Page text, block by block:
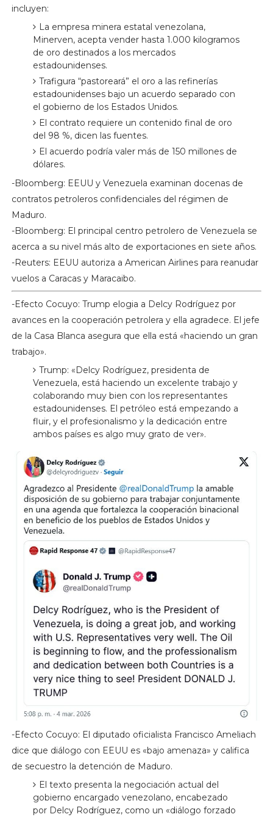
incluyen:
La empresa minera estatal venezolana,
Minerven, acepta vender hasta 1.000 kilogramos
de oro destinados a los mercados
estadounidenses.
Trafigura “pastoreará” el oro a las refinerías
estadounidenses bajo un acuerdo separado con
el gobierno de los Estados Unidos.
El contrato requiere un contenido final de oro
del 98 %, dicen las fuentes.
El acuerdo podría valer más de 150 millones de
dólares.
-Bloomberg: EEUU y Venezuela examinan docenas de
contratos petroleros confidenciales del régimen de
Maduro.
-Bloomberg: El principal centro petrolero de Venezuela se
acerca a su nivel más alto de exportaciones en siete años.
-Reuters: EEUU autoriza a American Airlines para reanudar
vuelos a Caracas y Maracaibo.
-Efecto Cocuyo: Trump elogia a Delcy Rodríguez por
avances en la cooperación petrolera y ella agradece. El jefe
de la Casa Blanca asegura que ella está «haciendo un gran
trabajo».
Trump: «Delcy Rodríguez, presidenta de
Venezuela, está haciendo un excelente trabajo y
colaborando muy bien con los representantes
estadounidenses. El petróleo está empezando a
fluir, y el profesionalismo y la dedicación entre
ambos países es algo muy grato de ver».
-Efecto Cocuyo: El diputado oficialista Francisco Ameliach
dice que diálogo con EEUU es «bajo amenaza» y califica
de secuestro la detención de Maduro.
El texto presenta la negociación actual del
gobierno encargado venezolano, encabezado
por Delcy Rodríguez, como un «diálogo forzado